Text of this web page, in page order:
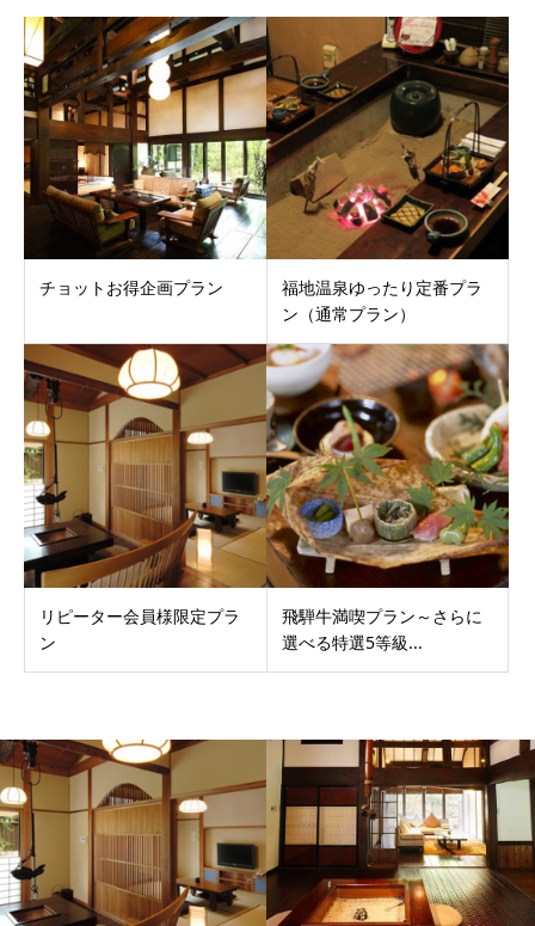
チョットお得企画プラン
福地温泉ゆったり定番プラ
ン（通常プラン）
リピーター会員様限定プラ
ン
飛騨牛満喫プラン～さらに
選べる特選5等級...